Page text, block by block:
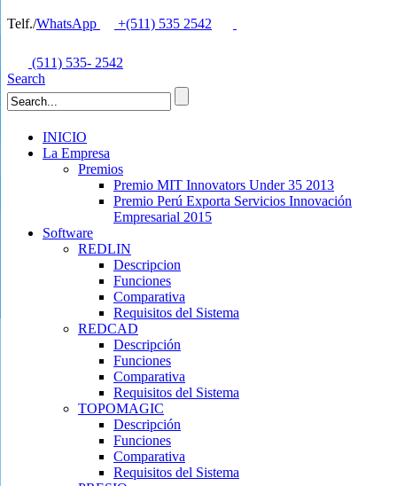
Telf./WhatsApp +(511) 535 2542
(511) 535- 2542
Search
INICIO
La Empresa
Premios
Premio MIT Innovators Under 35 2013
Premio Perú Exporta Servicios Innovación
Empresarial 2015
Software
REDLIN
Descripcion
Funciones
Comparativa
Requisitos del Sistema
REDCAD
Descripción
Funciones
Comparativa
Requisitos del Sistema
TOPOMAGIC
Descripción
Funciones
Comparativa
Requisitos del Sistema